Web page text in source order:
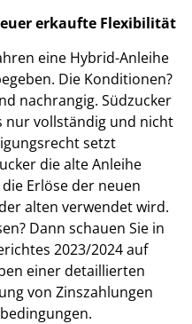
erkaufte Flexibilität
eine Hybrid-Anleihe
Die Konditionen?
nachrangig. Südzucker
nur vollständig und nicht
setzt
die alte Anleihe
Erlöse der neuen
alten verwendet wird.
Dann schauen Sie in
2023/2024 auf
einer detaillierten
von Zinszahlungen